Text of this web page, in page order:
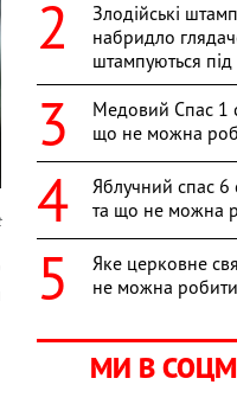
Злодійські
набридло
штампуються під
Медовий Спас 1
що не можна
Яблучний спас 6
та що не можна
Яке церковне
не можна робити
МИ В